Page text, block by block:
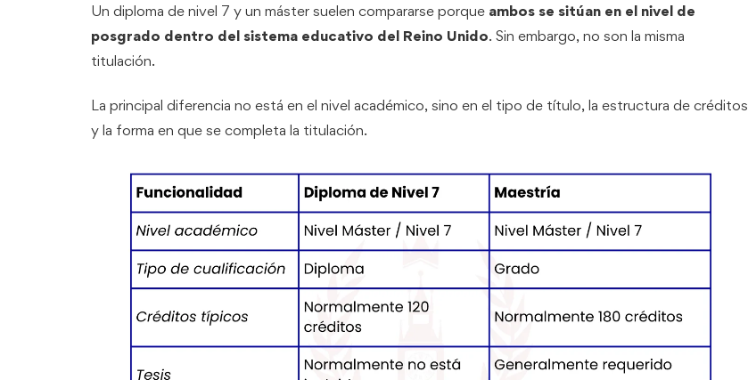
Un diploma de nivel 7 y un máster suelen compararse porque ambos se sitúan en el nivel de
posgrado dentro del sistema educativo del Reino Unido. Sin embargo, no son la misma
titulación.
La principal diferencia no está en el nivel académico, sino en el tipo de título, la estructura de créditos
y la forma en que se completa la titulación.